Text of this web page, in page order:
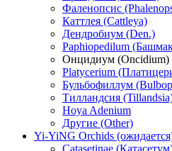
Фаленопсис
Каттлея (Cattleya)
Дендробиум (Den.)
Paphiopedilum
Онцидиум (Oncidium)
Platycerium
Бульбофиллум
Тилландсия
Hoya Adenium
Другие (Other)
Yi-YiNG Orchids